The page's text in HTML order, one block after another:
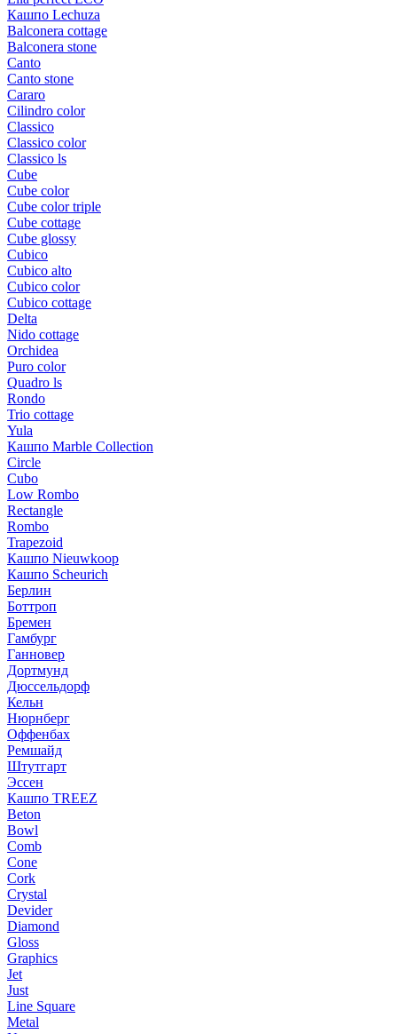
Кашпо Lechuza
Balconera cottage
Balconera stone
Canto
Canto stone
Cararo
Cilindro color
Classico
Classico color
Classico ls
Cube
Cube color
Cube color triple
Cube cottage
Cube glossy
Cubico
Cubico alto
Cubico color
Cubico cottage
Delta
Nido cottage
Orchidea
Puro color
Quadro ls
Rondo
Trio cottage
Yula
Кашпо Marble Collection
Circle
Cubo
Low Rombo
Rectangle
Rombo
Trapezoid
Кашпо Nieuwkoop
Кашпо Scheurich
Берлин
Боттроп
Бремен
Гамбург
Ганновер
Дортмунд
Дюссельдорф
Кельн
Нюрнберг
Оффенбах
Ремшайд
Штутгарт
Эссен
Кашпо TREEZ
Beton
Bowl
Comb
Cone
Cork
Crystal
Devider
Diamond
Gloss
Graphics
Jet
Just
Line Square
Metal